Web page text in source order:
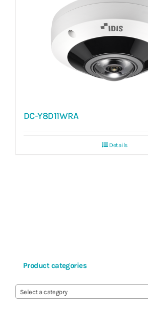
DC-Y8D11WRA
Details
Product categories
Select a category